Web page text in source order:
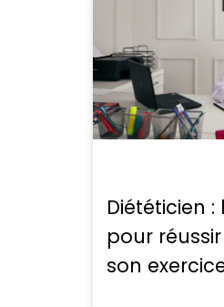
Diététicien
pour
son